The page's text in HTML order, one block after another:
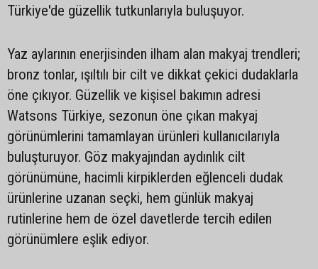
Türkiye'de güzellik tutkunlarıyla buluşuyor.
Yaz aylarının enerjisinden ilham alan makyaj trendleri;
bronz tonlar, ışıltılı bir cilt ve dikkat çekici dudaklarla
öne çıkıyor. Güzellik ve kişisel bakımın adresi
Watsons Türkiye, sezonun öne çıkan makyaj
görünümlerini tamamlayan ürünleri kullanıcılarıyla
buluşturuyor. Göz makyajından aydınlık cilt
görünümüne, hacimli kirpiklerden eğlenceli dudak
ürünlerine uzanan seçki, hem günlük makyaj
rutinlerine hem de özel davetlerde tercih edilen
görünümlere eşlik ediyor.